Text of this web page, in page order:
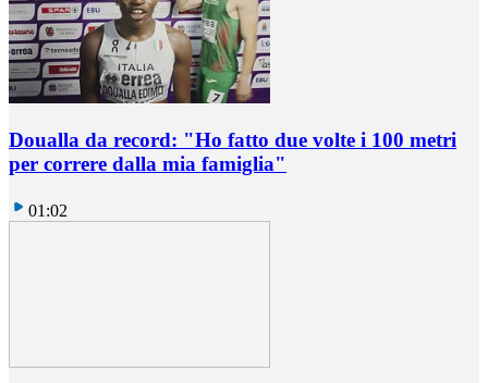
Doualla da record: "Ho fatto due volte i 100 metri
per correre dalla mia famiglia"
01:02